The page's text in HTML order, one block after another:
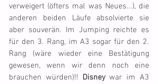
verweigert (öfters mal was Neues...), die
anderen beiden Läufe absolvierte sie
aber souverän. Im Jumping reichte es
für den 3. Rang, im A3 sogar für den 2.
Rang (wäre wieder eine Bestätigung
gewesen, wenn wir denn noch eine
brauchen würden)!! Disney war im A3